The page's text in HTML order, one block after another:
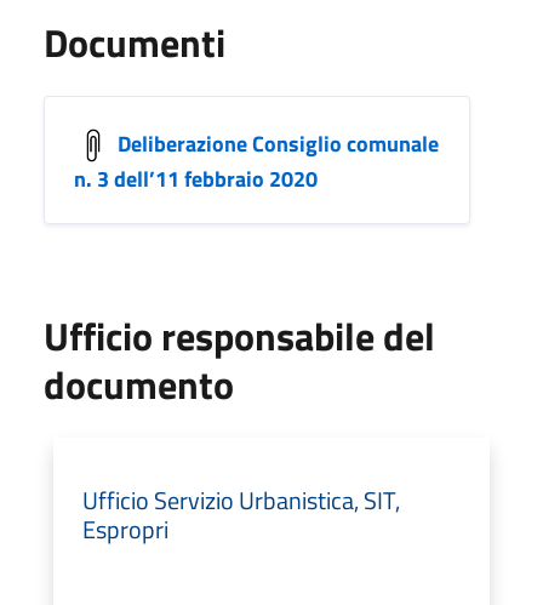
Documenti
Deliberazione Consiglio comunale
n. 3 dell’11 febbraio 2020
Ufficio responsabile del
documento
Ufficio Servizio Urbanistica, SIT,
Espropri